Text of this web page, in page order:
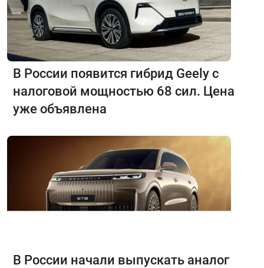
В России появится гибрид Geely с
налоговой мощностью 68 сил. Цена
уже объявлена
В России начали выпускать аналог